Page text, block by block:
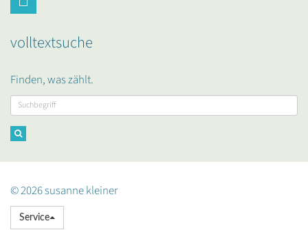
volltextsuche
Finden, was zählt.
© 2026 susanne kleiner
Service